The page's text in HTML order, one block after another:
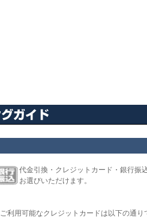
代金引換・クレジットカード・銀行振
お選びいただけます。
ご利用可能なクレジットカードは以下の通り